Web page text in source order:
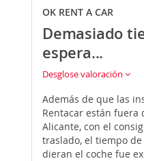
OK RENT A CAR
Demasiado
espera...
Desglose valoración
Además de que las
Rentacar están fuera
Alicante, con el
traslado, el tiempo
dieran el coche fue